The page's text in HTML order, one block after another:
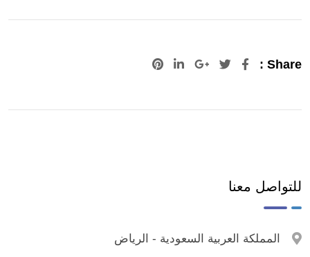
Share :
Google+
LinkedIn
Pinterest
للتواصل معنا
المملكة العربية السعودية - الرياض